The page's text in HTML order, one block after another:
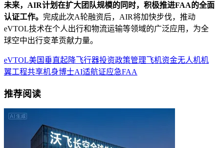
未来，AIR计划在扩大团队规模的同时，积极推进FAA的全面
认证工作。 完成此次A轮融资后，AIR将加快步伐，推动
eVTOL技术在个人出行和物流运输等领域的广泛应用，为全
球空中出行变革贡献力量。
eVTOL美国垂直起降飞行器投资政策管理飞机资金无人机机
翼工程共享机身博士AI适航证应急FAA
推荐阅读